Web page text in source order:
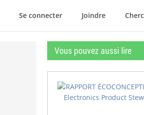
Se connecter Joindre
Vous pouvez aussi lire